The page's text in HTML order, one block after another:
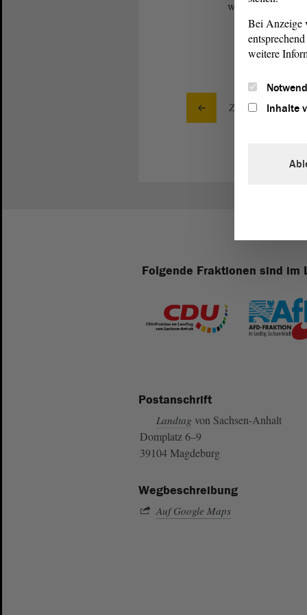
worden.
Zurück zur
Folgende Fraktionen sind im
Postanschrift
Landtag von Sachsen-Anhalt
Domplatz 6–9
39104 Magdeburg
Wegbeschreibung
Auf Google Maps
Bei Anzeige
weitere
Inhalte